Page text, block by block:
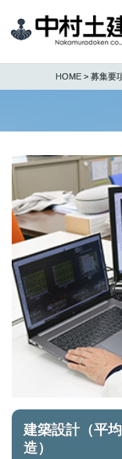
HOME > 募集要
建築設計（平
造）